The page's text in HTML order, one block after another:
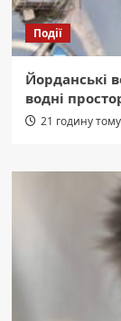
Події
Йорданські
водні
21 годину